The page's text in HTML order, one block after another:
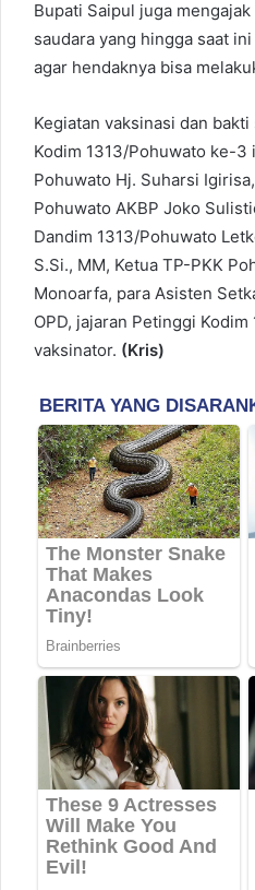
Bupati Saipul juga
saudara yang hingga saat
agar hendaknya bisa
Kegiatan vaksinasi dan
Kodim 1313/Pohuwato ke-3
Pohuwato Hj. Suharsi
Pohuwato AKBP Joko
Dandim 1313/Pohuwato
S.Si., MM, Ketua TP-PKK
Monoarfa, para Asisten
OPD, jajaran Petinggi
vaksinator. (Kris)